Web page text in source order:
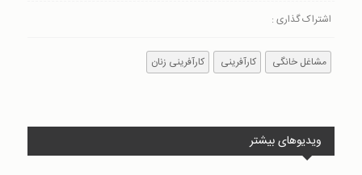
اشتراک گذاری :
مشاغل خانگی کارآفرینی کارآفرینی زنان
ویدیوهای بیشتر